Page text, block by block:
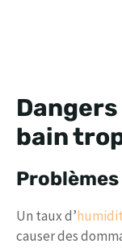
bain
Un taux d’
causer des